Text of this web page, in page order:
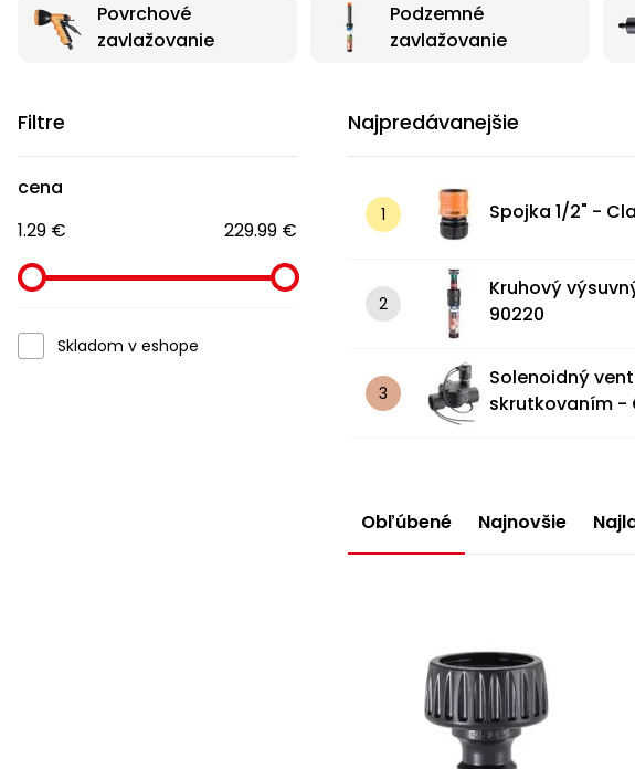
Povrchové
zavlažovanie
Podzemné
zavlažovanie
Najpredávanejšie
Spojka 1/2" -
Kruhový
90220
Solenoidný
skrutkovaním -
Filtre
cena
1.29 €
229.99 €
Skladom v eshope
Obľúbené Najnovšie